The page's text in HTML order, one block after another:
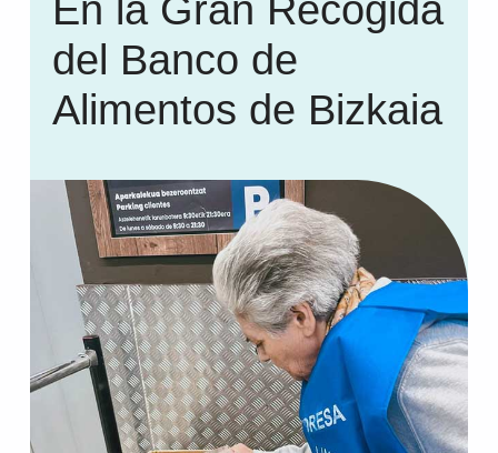
En la Gran Recogida
del Banco de
Alimentos de Bizkaia